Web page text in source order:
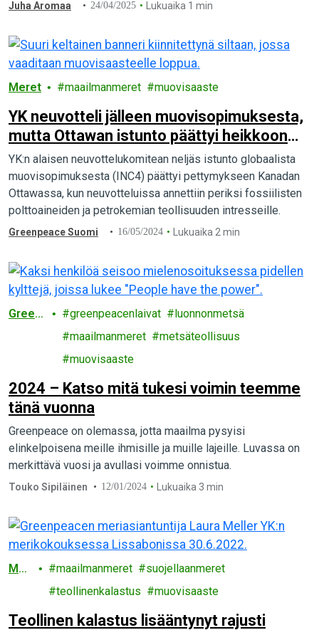
Juha Aromaa 24/04/2025 Lukuaika 1 min
Meret maailmanmeret muovisaaste
YK neuvotteli jälleen muovisopimuksesta,
mutta Ottawan istunto päättyi heikkoon
kompromissiin: “Aikaa ei ole hukattavaksi”
YK:n alaisen neuvottelukomitean neljäs istunto globaalista
muovisopimuksesta (INC4) päättyi pettymykseen Kanadan
Ottawassa, kun neuvotteluissa annettiin periksi fossiilisten
polttoaineiden ja petrokemian teollisuuden intresseille.
Greenpeace Suomi 16/05/2024 Lukuaika 2 min
Green
greenpeacenlaivat
luonnonmetsä
maailmanmeret
metsäteollisuus
muovisaaste
2024 – Katso mitä tukesi voimin teemme
tänä vuonna
Greenpeace on olemassa, jotta maailma pysyisi
elinkelpoisena meille ihmisille ja muille lajeille. Luvassa on
merkittävä vuosi ja avullasi voimme onnistua.
Touko Sipiläinen 12/01/2024 Lukuaika 3 min
Mer
maailmanmeret
suojellaanmeret
teollinenkalastus
muovisaaste
Teollinen kalastus lisääntynyt rajusti